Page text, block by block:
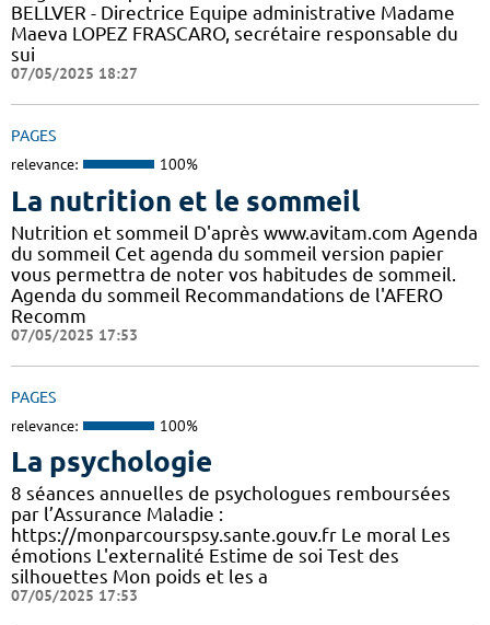
BELLVER - Directrice Equipe administrative Madame
Maeva LOPEZ FRASCARO, secrétaire responsable du
sui
07/05/2025 18:27
PAGES
relevance: 100%
La nutrition et le sommeil
Nutrition et sommeil D'après www.avitam.com Agenda
du sommeil Cet agenda du sommeil version papier
vous permettra de noter vos habitudes de sommeil.
Agenda du sommeil Recommandations de l'AFERO
Recomm
07/05/2025 17:53
PAGES
relevance: 100%
La psychologie
8 séances annuelles de psychologues remboursées
par l’Assurance Maladie :
https://monparcourspsy.sante.gouv.fr Le moral Les
émotions L'externalité Estime de soi Test des
silhouettes Mon poids et les a
07/05/2025 17:53